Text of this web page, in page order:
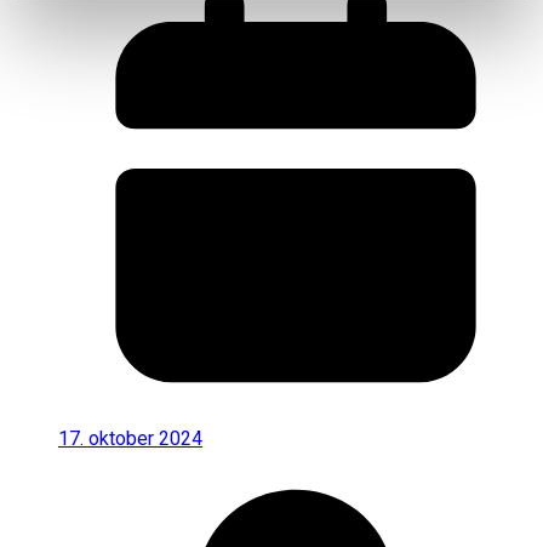
17. oktober 2024